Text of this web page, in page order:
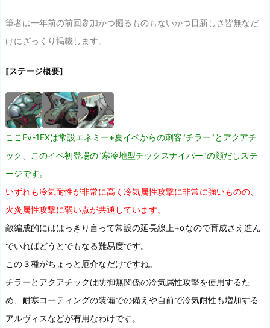
筆者は一年前の前回参加かつ掘るものもないかつ目新しさ皆無なだ
けにざっくり掲載します。
[ステージ概要]
ここEv-1EXは常設エネミー+夏イベからの刺客"チラー"とアクアチ
ック、このイベ初登場の"寒冷地型チックスナイパー"の顔だしステ
ージです。
いずれも冷気耐性が非常に高く冷気属性攻撃に非常に強いものの、
火炎属性攻撃に弱い点が共通しています。
敵編成的にははっきり言って常設の延長線上+αなので育成さえ進ん
でいればどうとでもなる難易度です。
この３種がちょっと厄介なだけですね。
チラーとアクアチックは防御無関係の冷気属性攻撃を使用するた
め、耐寒コーティングの装備での備えや自前で冷気耐性も増加する
アルヴィスなどが有用なわけです。